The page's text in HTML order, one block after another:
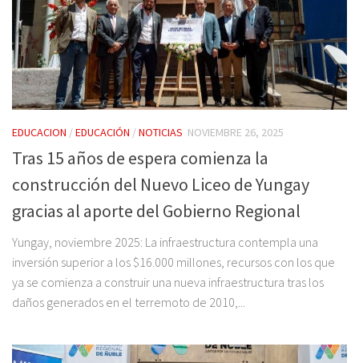
EDUCACION /EDUCACIÓN /NOTICIAS NOVIEMBRE 26, 2025
Tras 15 años de espera comienza la
construcción del Nuevo Liceo de Yungay
gracias al aporte del Gobierno Regional
Yungay, noviembre 2025: La infraestructura contempla una
inversión superior a los $16.000 millones, recursos con los que
ya se comienza a construir una nueva infraestructura tras los
daños generados en el terremoto de 2010,...